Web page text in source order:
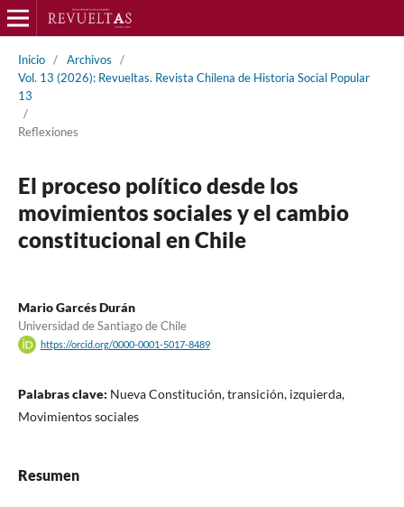
Inicio / Archivos
/
Vol. 13 (2026): Revueltas. Revista Chilena de Historia Social Popular
13
/
Reflexiones
El proceso político desde los
movimientos sociales y el cambio
constitucional en Chile
Mario Garcés Durán
Universidad de Santiago de Chile
https://orcid.org/0000-0001-5017-8489
Palabras clave: Nueva Constitución, transición, izquierda,
Movimientos sociales
Resumen